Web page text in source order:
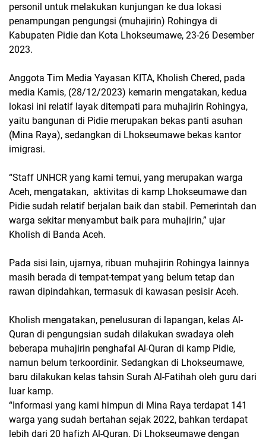
personil untuk melakukan kunjungan ke dua lokasi
penampungan pengungsi (muhajirin) Rohingya di
Kabupaten Pidie dan Kota Lhokseumawe, 23-26 Desember
2023.
Anggota Tim Media Yayasan KITA, Kholish Chered, pada
media Kamis, (28/12/2023) kemarin mengatakan, kedua
lokasi ini relatif layak ditempati para muhajirin Rohingya,
yaitu bangunan di Pidie merupakan bekas panti asuhan
(Mina Raya), sedangkan di Lhokseumawe bekas kantor
imigrasi.
“Staff UNHCR yang kami temui, yang merupakan warga
Aceh, mengatakan, aktivitas di kamp Lhokseumawe dan
Pidie sudah relatif berjalan baik dan stabil. Pemerintah dan
warga sekitar menyambut baik para muhajirin,” ujar
Kholish di Banda Aceh.
Pada sisi lain, ujarnya, ribuan muhajirin Rohingya lainnya
masih berada di tempat-tempat yang belum tetap dan
rawan dipindahkan, termasuk di kawasan pesisir Aceh.
Kholish mengatakan, penelusuran di lapangan, kelas Al-
Quran di pengungsian sudah dilakukan swadaya oleh
beberapa muhajirin penghafal Al-Quran di kamp Pidie,
namun belum terkoordinir. Sedangkan di Lhokseumawe,
baru dilakukan kelas tahsin Surah Al-Fatihah oleh guru dari
luar kamp.
“Informasi yang kami himpun di Mina Raya terdapat 141
warga yang sudah bertahan sejak 2022, bahkan terdapat
lebih dari 20 hafizh Al-Quran. Di Lhokseumawe dengan